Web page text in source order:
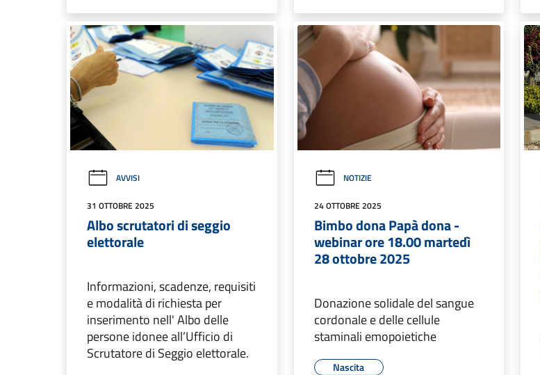
AVVISI
31 OTTOBRE 2025
Albo scrutatori di seggio
elettorale
Informazioni, scadenze, requisiti
e modalità di richiesta per
inserimento nell' Albo delle
persone idonee all’Ufficio di
Scrutatore di Seggio elettorale.
NOTIZIE
24 OTTOBRE 2025
Bimbo dona Papà dona -
webinar ore 18.00 martedì
28 ottobre 2025
Donazione solidale del sangue
cordonale e delle cellule
staminali emopoietiche
Nascita